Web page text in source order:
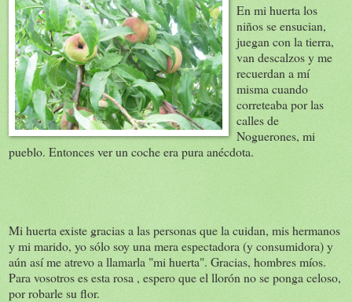
En mi huerta los
niños se ensucian,
juegan con la tierra,
van descalzos y me
recuerdan a mí
misma cuando
correteaba por las
calles de
Noguerones, mi
pueblo. Entonces ver un coche era pura anécdota.
Mi huerta existe gracias a las personas que la cuidan, mis hermanos
y mi marido, yo sólo soy una mera espectadora (y consumidora) y
aún así me atrevo a llamarla "mi huerta". Gracias, hombres míos.
Para vosotros es esta rosa , espero que el llorón no se ponga celoso,
por robarle su flor.